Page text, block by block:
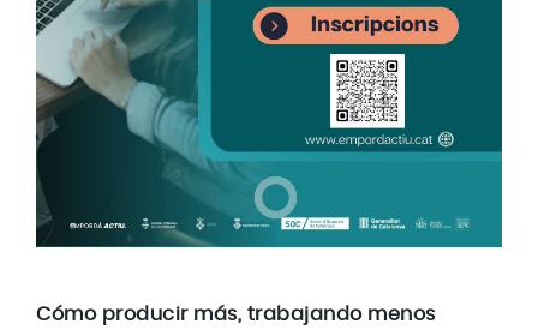
Cómo producir más, trabajando menos